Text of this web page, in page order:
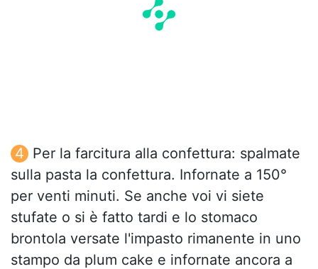
Per la farcitura alla confettura: spalmate
sulla pasta la confettura. Infornate a 150°
per venti minuti. Se anche voi vi siete
stufate o si è fatto tardi e lo stomaco
brontola versate l'impasto rimanente in uno
stampo da plum cake e infornate ancora a